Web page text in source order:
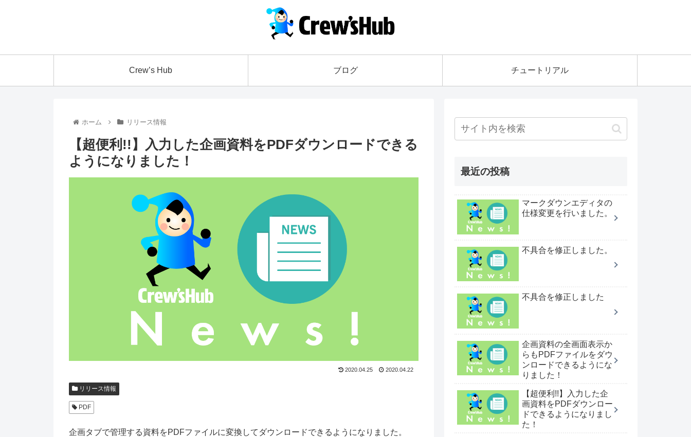
Crew’s Hub ブログ チュートリアル
ホーム リリース情報
【超便利!!】入力した企画資料をPDFダウンロードできる
ようになりました！
2020.04.25 2020.04.22
リリース情報
PDF
企画タブで管理する資料をPDFファイルに変換してダウンロードできるようになりました。
最近の投稿
マークダウンエディタの
仕様変更を行いました。
不具合を修正しました。
不具合を修正しました
企画資料の全画面表示か
らもPDFファイルをダウ
ンロードできるようにな
りました！
【超便利!!】入力した企
画資料をPDFダウンロー
ドできるようになりまし
た！